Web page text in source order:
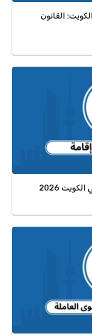
القانون
2026